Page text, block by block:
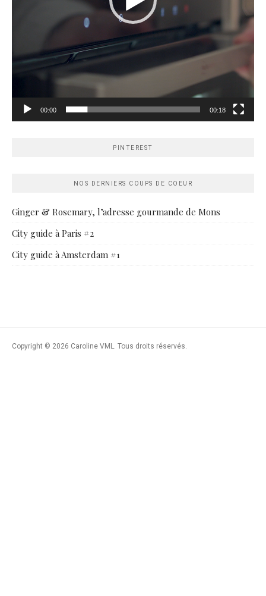
00:00 00:18
PINTEREST
NOS DERNIERS COUPS DE COEUR
Ginger & Rosemary, l’adresse gourmande de Mons
City guide à Paris #2
City guide à Amsterdam #1
Copyright © 2026 Caroline VML. Tous droits réservés.